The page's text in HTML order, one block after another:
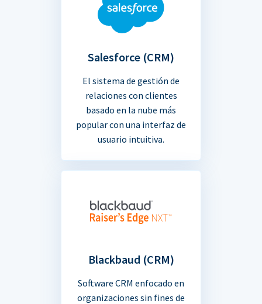
Salesforce (CRM)
El sistema de gestión de
relaciones con clientes
basado en la nube más
popular con una interfaz de
usuario intuitiva.
Blackbaud (CRM)
Software CRM enfocado en
organizaciones sin fines de